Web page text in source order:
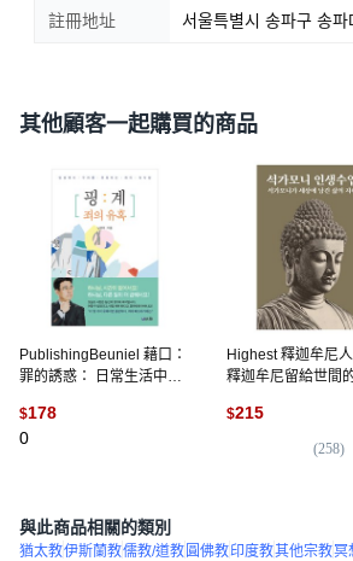
註冊地址 서울특별시 송파구 송
其他顧客一起購買的商品
PublishingBeuniel 藉口：
罪的誘惑： 日常生活中誘
勒, 南成德
$178
0
Highest 釋迦牟尼人
釋迦牟尼留給世間
$215
(258)
與此商品相關的類別
猶太教伊斯蘭教儒教/道教圓佛教印度教其他宗教冥